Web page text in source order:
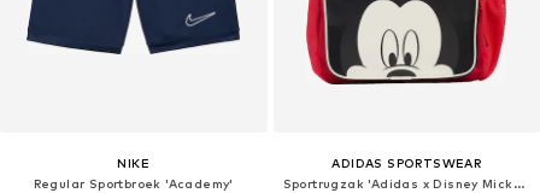
NIKE
Regular Sportbroek 'Academy'
ADIDAS SPORTSWEAR
Sportrugzak 'Adidas x Disney Micky Maus'